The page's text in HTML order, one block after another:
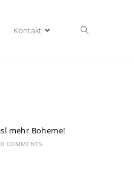
Kontakt
mehr Boheme!
0 COMMENTS